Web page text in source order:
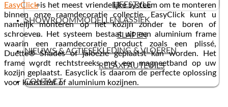
LIFESTYLE
KLASSIEK
SLAPEN
BEKLEDING & VLOEREN
RELAXFAUTEUILS
SHOWROOMMODELLEN
NIEUWS & ACTIES
CONTACT
EasyClickis het meest vriendelijke systeem om te monteren
binnen onze raamdecoratie collectie. EasyClick kunt u
namelijk monteren op het kozijn zonder te boren of
schroeven. Het systeem bestaat uit een aluminium frame
waarin een raamdecoratie product zoals een plissé,
Duette® Shades of jaloezie geplaatst kan worden. Het
frame wordt rechtstreeks met een magneetband op uw
kozijn geplaatst. Easyclick is daarom de perfecte oplossing
voor kunststof of aluminium kozijnen.